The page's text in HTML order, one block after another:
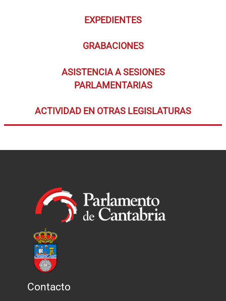
EXPEDIENTES
GRABACIONES
ASISTENCIA A SESIONES
PARLAMENTARIAS
ACTIVIDAD EN OTRAS LEGISLATURAS
Contacto